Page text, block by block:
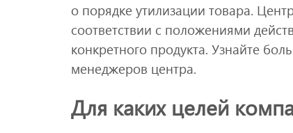
о порядке утилизации товара.
соответствии с положениями
конкретного продукта. Узнайте
менеджеров центра.
Для каких целей